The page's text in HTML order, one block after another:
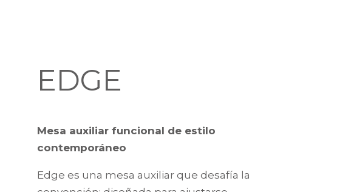
EDGE
Mesa auxiliar funcional de estilo
contemporáneo
Edge es una mesa auxiliar que desafía la